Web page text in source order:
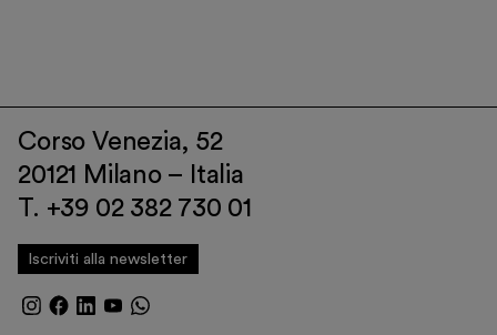
Corso Venezia, 52
20121 Milano – Italia
T. +39 02 382 730 01
Iscriviti alla newsletter